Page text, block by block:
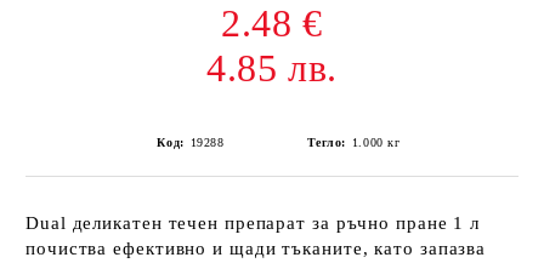
2.48 €
4.85 лв.
Код: 19288 Тегло: 1.000 кг
Dual деликатен течен препарат за ръчно пране 1 л
почиства ефективно и щади тъканите, като запазва